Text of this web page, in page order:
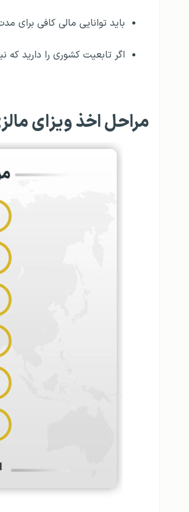
باید توانایی مالی کافی برای
اگر تابعیت کشوری را دارید که
مراحل اخذ ویزای